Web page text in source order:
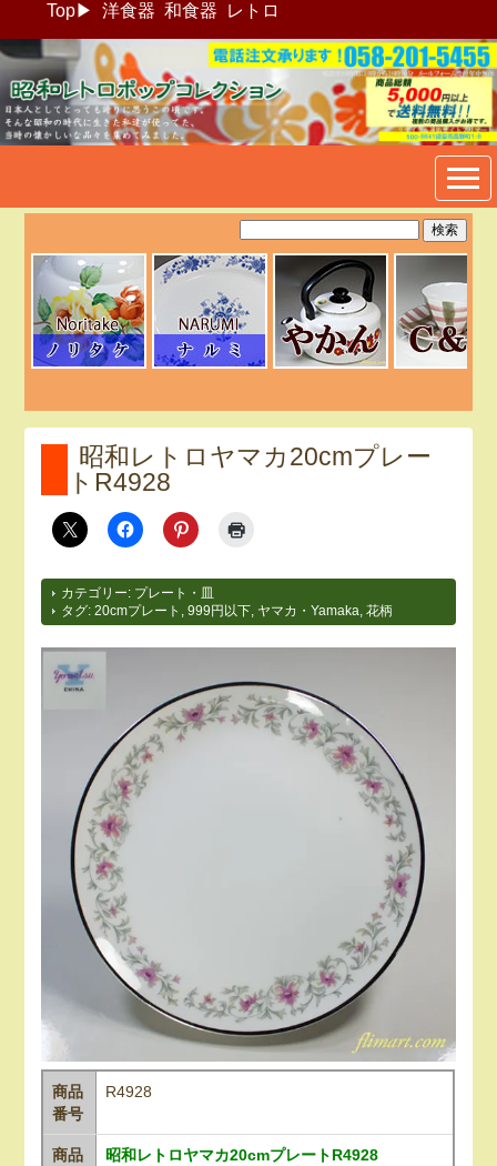
Top▶ 洋食器 和食器 レトロ
昭和レトロポップ食器生活雑
貨通販＠フリマート
昭和レトロヤマカ20cmプレー
トR4928
カテゴリー: プレート・皿
タグ:20cmプレート ,999円以下 ヤマカ・Yamaka ,花柄
商品
番号
R4928
商品
昭和レトロヤマカ20cmプレートR4928